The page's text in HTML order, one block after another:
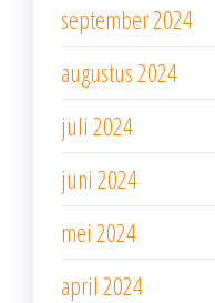
september 2024
augustus 2024
juli 2024
juni 2024
mei 2024
april 2024